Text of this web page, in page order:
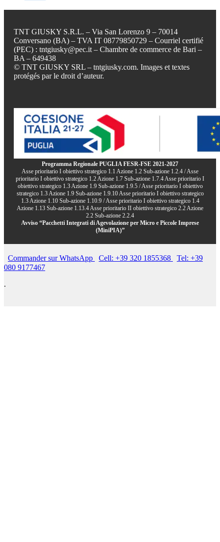
TNT GIUSKY S.R.L. – Via San Lorenzo 9 – 70014
Conversano (BA) – TVA IT 08779850729 – Courriel certifié
(PEC) : tntgiusky@pec.it – Chambre de commerce de Bari –
BA – 649438
© TNT GIUSKY SRL – tntgiusky.com. Images et textes
protégés par le droit d’auteur.
Programma Regionale PUGLIA FESR-FSE 2021-2027
Asse prioritario I obiettivo strategico 1.1 Azione 1.2 Sub-azione 1.2.4 / Asse
prioritario I obiettivo strategico 1.2 Azione 1.7 Sub-azione 1.7.4 Asse prioritario I
obiettivo strategico 1.3 Azione 1.9 Sub-azione 1.9.5 / Asse prioritario I obiettivo
strategico 1.3 Azione 1.9 Sub-azione 1.9.10 Asse prioritario I obiettivo strategico
1.3 Azione 1.10 Sub-azione 1.10.9 / Asse prioritario I obiettivo strategico 1.4
Azione 1.13 Sub-azione 1.13.4 Asse prioritario II obiettivo strategico 2.2 Azione
2.2 Sub-azione 2.2.4
Avviso “Pacchetti Integrati di Agevolazione per Micro e Piccole Imprese
(MiniPIA)”
Commander sur WhatsApp Cell: +39 320 1855368
Tel: +39
080 9177467
.